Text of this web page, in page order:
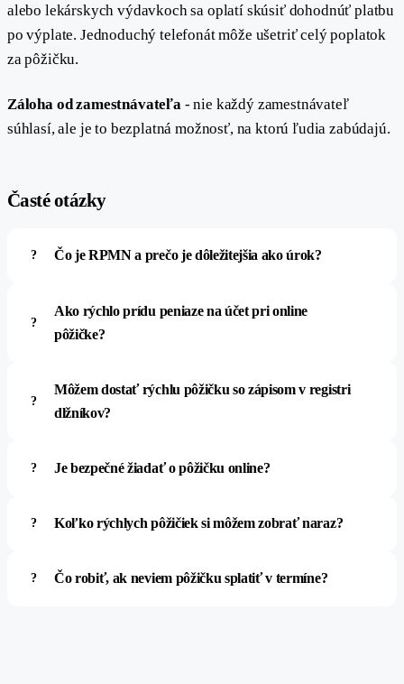
alebo lekárskych výdavkoch sa oplatí skúsiť dohodnúť platbu
po výplate. Jednoduchý telefonát môže ušetriť celý poplatok
za pôžičku.
Záloha od zamestnávateľa- nie každý zamestnávateľ
súhlasí, ale je to bezplatná možnosť, na ktorú ľudia zabúdajú.
Časté otázky
Čo je RPMN a prečo je dôležitejšia ako úrok?
Ako rýchlo prídu peniaze na účet pri online
pôžičke?
Môžem dostať rýchlu pôžičku so zápisom v registri
dlžníkov?
Je bezpečné žiadať o pôžičku online?
Koľko rýchlych pôžičiek si môžem zobrať naraz?
Čo robiť, ak neviem pôžičku splatiť v termíne?